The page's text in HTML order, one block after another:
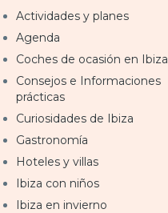
Actividades y planes
Agenda
Coches de ocasión en Ibiza
Consejos e Informaciones
prácticas
Curiosidades de Ibiza
Gastronomía
Hoteles y villas
Ibiza con niños
Ibiza en invierno